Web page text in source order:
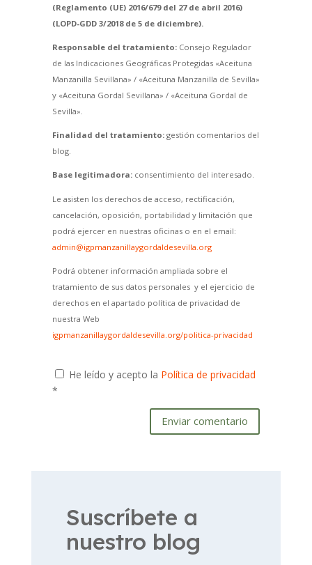
(Reglamento (UE) 2016/679 del 27 de abril 2016)
(LOPD-GDD 3/2018 de 5 de diciembre).
Responsable del tratamiento:Consejo Regulador
de las Indicaciones Geográficas Protegidas «Aceituna
Manzanilla Sevillana» / «Aceituna Manzanilla de Sevilla»
y «Aceituna Gordal Sevillana» / «Aceituna Gordal de
Sevilla».
Finalidad del tratamiento:gestión comentarios del
blog.
Base legitimadora:consentimiento del interesado.
Le asisten los derechos de acceso, rectificación,
cancelación, oposición, portabilidad y limitación que
podrá ejercer en nuestras oficinas o en el email:
admin@igpmanzanillaygordaldesevilla.org
Podrá obtener información ampliada sobre el
tratamiento de sus datos personales y el ejercicio de
derechos en el apartado política de privacidad de
nuestra Web
igpmanzanillaygordaldesevilla.org/politica-privacidad
He leído y acepto la Política de privacidad
*
Enviar comentario
Suscríbete a
nuestro blog